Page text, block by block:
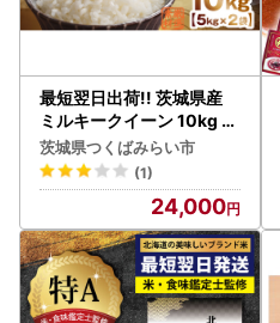
最短翌日出荷!! 茨城県産
ミルキークイーン 10kg (
5kg ×2)
茨城県つくばみらい市
(1)
24,000